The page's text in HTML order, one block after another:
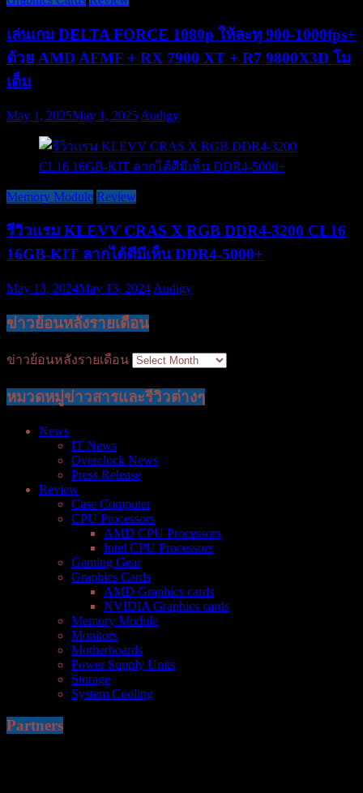
เล่นเกม DELTA FORCE 1080p ให้ละทุ 900-1000fps+
ด้วย AMD AFMF + RX 7900 XT + R7 9800X3D โม
เต็ม
May 1, 2025May 1, 2025 Audigy
Memory Module Review
รีวิวแรม KLEVV CRAS X RGB DDR4-3200 CL16
16GB-KIT ลากได้ดีมีเห็น DDR4-5000+
May 13, 2024May 13, 2024 Audigy
ข่าวย้อนหลังรายเดือน
ข่าวย้อนหลังรายเดือน
หมวดหมู่ข่าวสารและรีวิวต่างๆ
News
IT News
Overclock News
Press Release
Review
Case Computer
CPU Processors
AMD CPU Processors
Intel CPU Processors
Gaming Gear
Graphics Cards
AMD Graphics cards
NVIDIA Graphics cards
Memory Module
Monitors
Motherboards
Power Supply Units
Storage
System Cooling
Partners